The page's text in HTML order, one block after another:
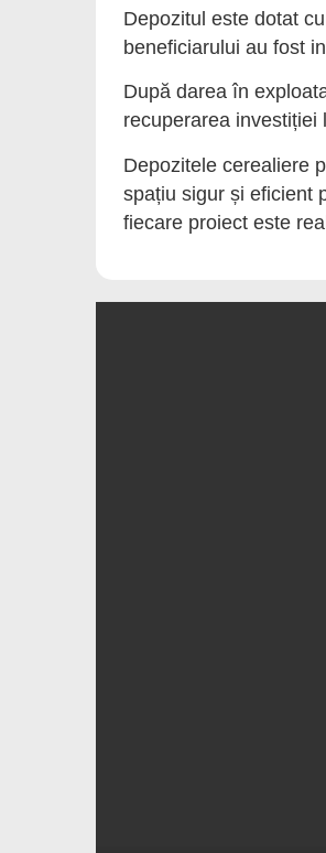
Depozitul este dotat
beneficiarului au fost
După darea în
recuperarea investiției
Depozitele cerealiere
spațiu sigur și eficient
fiecare proiect este